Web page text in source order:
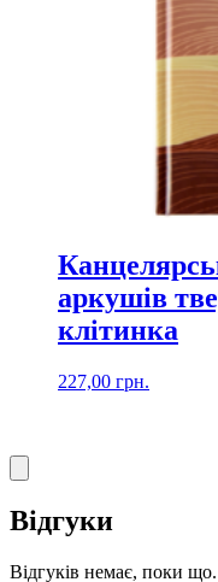
аркушів
клітинка
227,00 грн.
Відгуки
Відгуків немає, поки що.